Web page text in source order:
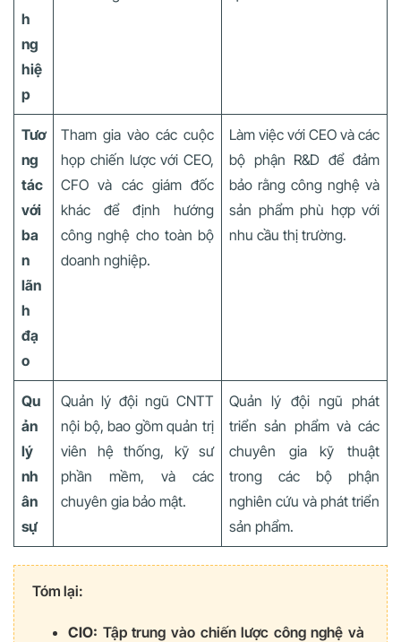
h
ng
hiệ
p
Tươ
ng
tác
với
ba
n
lãn
h
đạ
o
Tham gia vào các cuộc
họp chiến lược với CEO,
CFO và các giám đốc
khác để định hướng
công nghệ cho toàn bộ
doanh nghiệp.
Làm việc với CEO và các
bộ phận R&D để đảm
bảo rằng công nghệ và
sản phẩm phù hợp với
nhu cầu thị trường.
Qu
ản
lý
nh
ân
sự
Quản lý đội ngũ CNTT
nội bộ, bao gồm quản trị
viên hệ thống, kỹ sư
phần mềm, và các
chuyên gia bảo mật.
Quản lý đội ngũ phát
triển sản phẩm và các
chuyên gia kỹ thuật
trong các bộ phận
nghiên cứu và phát triển
sản phẩm.
Tóm lại:
CIO: Tập trung vào chiến lược công nghệ và